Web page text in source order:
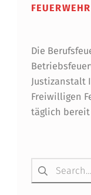
I
D
U
N
G
N
W
Die
Justizanstalt
Freiwilligen
täglich bereit
Suchen nach: